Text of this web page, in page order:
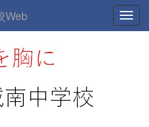
Web